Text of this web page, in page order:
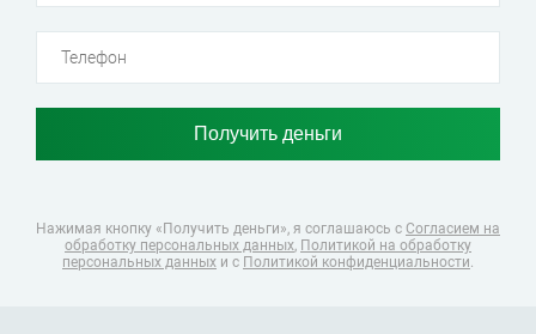
Нажимая кнопку «Получить деньги», я соглашаюсь с Согласием на
обработку персональных данных, Политикой на обработку
персональных данных и с Политикой конфиденциальности.